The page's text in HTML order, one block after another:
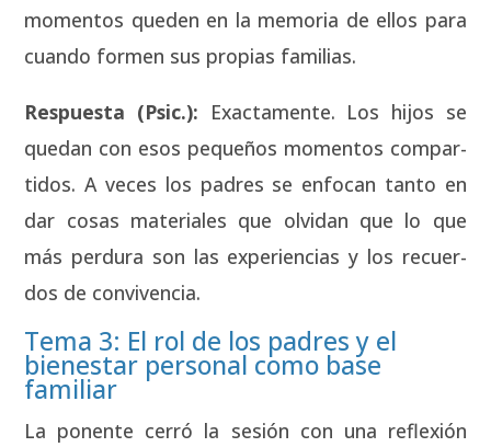
momen­tos que­den en la memo­ria de ellos para
cuan­do for­men sus pro­pias fami­lias.
Res­pues­ta (Psic.): Exac­ta­men­te. Los hijos se
que­dan con esos peque­ños momen­tos com­par­
ti­dos. A veces los padres se enfo­can tan­to en
dar cosas mate­ria­les que olvi­dan que lo que
más per­du­ra son las expe­rien­cias y los recuer­
dos de con­vi­ven­cia.
Tema 3: El rol de los padres y el
bienestar personal como base
familiar
La ponen­te cerró la sesión con una refle­xión